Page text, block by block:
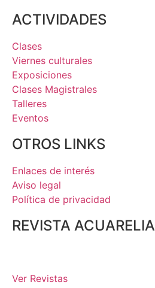
ACTIVIDADES
Clases
Viernes culturales
Exposiciones
Clases Magistrales
Talleres
Eventos
OTROS LINKS
Enlaces de interés
Aviso legal
Política de privacidad
REVISTA ACUARELIA
Ver Revistas